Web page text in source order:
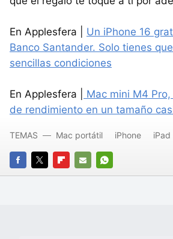
En Applesfera | Un iPhone 16
Banco Santander. Solo tienes
sencillas condiciones
En Applesfera |
Mac mini M4
de rendimiento en un tamaño
FACEBOOK
TWITTERFLIPBOARD
E-
WHATSAPP
TEMAS Mac portátil iPhone iPad